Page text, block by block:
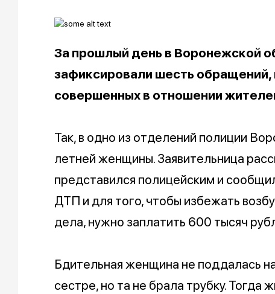
За прошлый день в Воронежской
зафиксировали шесть обращений,
совершенных в отношении
Так, в одно из отделений полиции
летней женщины. Заявительница
представился полицейским и
ДТП и для того, чтобы избежать
дела, нужно заплатить 600 тысяч
Бдительная женщина не поддалась
сестре, но та не брала трубку.